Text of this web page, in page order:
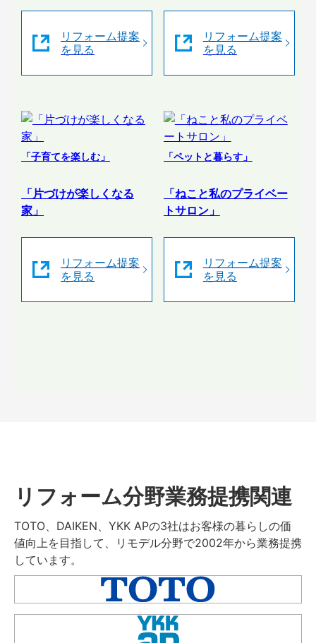
リフォーム提案
を見る
リフォーム提案
を見る
「子育てを楽しむ」
「片づけが楽しくなる
家」
リフォーム提案
を見る
「ペットと暮らす」
「ねこと私のプライベー
トサロン」
リフォーム提案
を見る
リフォーム分野業務提携関連
TOTO、DAIKEN、YKK APの3社はお客様の暮らしの価
値向上を目指して、リモデル分野で2002年から業務提携
しています。